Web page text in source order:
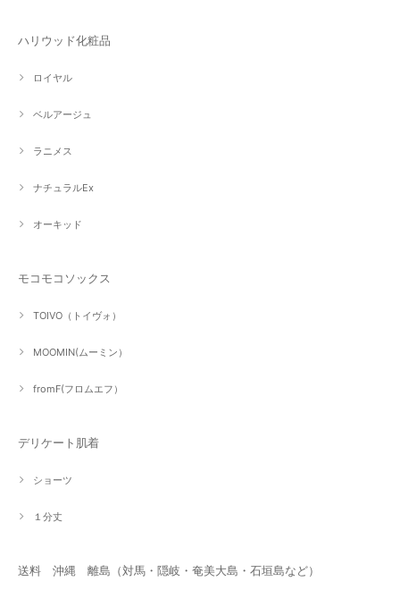
ハリウッド化粧品
ロイヤル
ベルアージュ
ラニメス
ナチュラルEx
オーキッド
モコモコソックス
TOIVO（トイヴォ）
MOOMIN(ムーミン）
fromF(フロムエフ）
デリケート肌着
ショーツ
１分丈
送料 沖縄 離島（対馬・隠岐・奄美大島・石垣島など）